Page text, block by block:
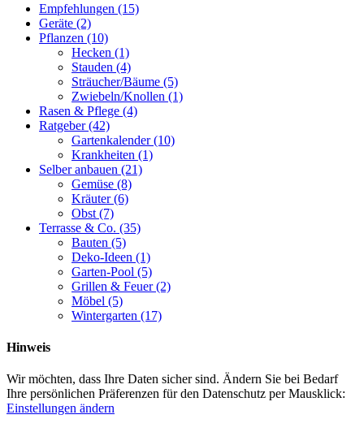
Empfehlungen (15)
Geräte (2)
Pflanzen (10)
Hecken (1)
Stauden (4)
Sträucher/Bäume (5)
Zwiebeln/Knollen (1)
Rasen & Pflege (4)
Ratgeber(42)
Gartenkalender(10)
Krankheiten (1)
Selber anbauen (21)
Gemüse (8)
Kräuter(6)
Obst (7)
Terrasse & Co. (35)
Bauten (5)
Deko-Ideen (1)
Garten-Pool (5)
Grillen & Feuer(2)
Möbel (5)
Wintergarten (17)
Hinweis
Wir möchten, dass Ihre Daten sicher sind. Ändern Sie bei Bedarf
Ihre persönlichen Präferenzen für den Datenschutz per Mausklick:
Einstellungen ändern